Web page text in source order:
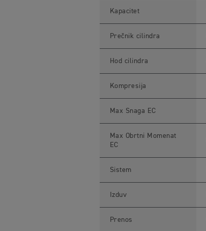
0
p
a
o
Kapacitet
Prečnik cilindra
Hod cilindra
Kompresija
Max Snaga EC
Max Obrtni Momenat
EC
Sistem
Izduv
Prenos